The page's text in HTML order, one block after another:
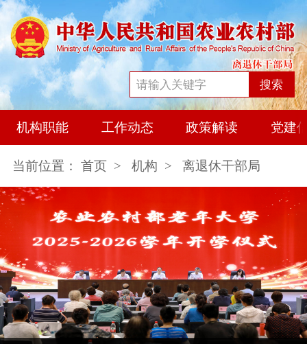
搜索
机构职能 工作动态 政策解读 党建
当前位置： 首页 > 机构 > 离退休干部局